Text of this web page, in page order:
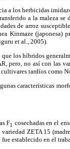
a los herbicidas
a la maleza
de arroz
Kinmaze (japonesa)
et al., 2005).
los híbridos
pero, no así con las
tardíos como
características
F1 cosechadas en el
ZETA 15
establecido en el